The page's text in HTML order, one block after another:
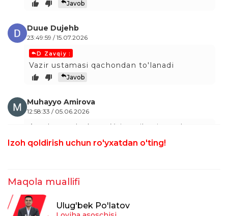
Javob
Duue Dujehb
23:49:59 / 15.07.2026
D Zavqiy :
Vazir ustamasi qachondan to'lanadi
Javob
Muhayyo Amirova
12:58:33 / 05.06.2026
Assalomu alaykum. Yoʻq apilatsiya yuborsa
boʻladi men ham oʻz fikrlarimni apilatsiyada
yozib yubordim. Faqat buning uchun 1-
kiriladi va yuqorida turgan"+" belgisini
Maʼlumotlarimni kimgadir foydasi tekkan
boʻlsa xursandman. Sogʻ boʻling.
Izoh qoldirish uchun ro'yxatdan o'ting!
Maqola muallifi
Ulug'bek Po'latov